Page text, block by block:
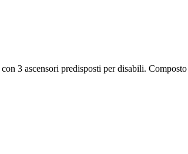
3 ascensori predisposti per disabili.